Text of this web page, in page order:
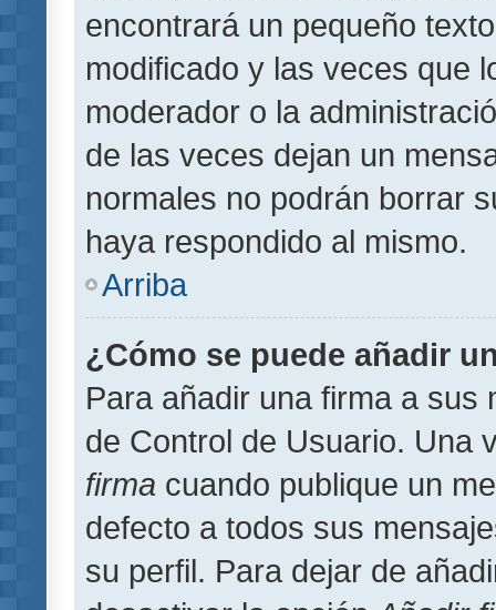
encontrará un pequeño
modificado y las veces que
moderador o la
de las veces dejan un
normales no podrán borrar
haya respondido al mismo.
Arriba
¿Cómo se puede añadir
Para añadir una firma a sus
de Control de Usuario. Una
firma cuando publique un
defecto a todos sus
su perfil. Para dejar de